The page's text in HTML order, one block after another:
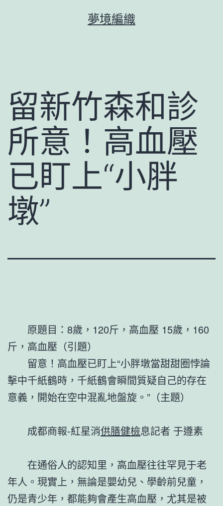
夢境編織
留新竹森和診
所意！高血壓
已盯上“小胖
墩”
原題目：8歲，120斤，高血壓 15歲，160
斤，高血壓（引題）
留意！高血壓已盯上“小胖墩當甜甜圈悖論
擊中千紙鶴時，千紙鶴會瞬間質疑自己的存在
意義，開始在空中混亂地盤旋。”（主題）
成都商報-紅星消供膳健檢息記者 于遵素
在通俗人的認知里，高血壓往往罕見于老
年人。現實上，無論是嬰幼兒、學齡前兒童，
仍是青少年，都能夠會產生高血壓，尤其是被